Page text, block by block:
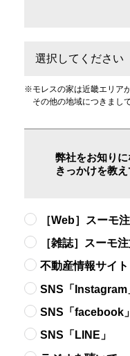
※モレスの家は近畿エリア
その他の地域につきまし
弊社をお知りに
きっかけを教え
［Web］スーモ
［雑誌］スーモ
不動産情報サイ
SNS「Instagram
SNS「facebook」
SNS「LINE」